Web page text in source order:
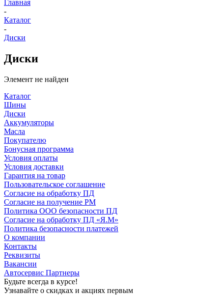
Главная
-
Каталог
-
Диски
Диски
Элемент не найден
Каталог
Шины
Диски
Аккумуляторы
Масла
Покупателю
Бонусная программа
Условия оплаты
Условия доставки
Гарантия на товар
Пользовательское соглашение
Согласие на обработку ПД
Согласие на получение РМ
Политика ООО безопасности ПД
Согласие на обработку ПД «Я.М»
Политика безопасности платежей
О компании
Контакты
Реквизиты
Вакансии
Автосервис Партнеры
Будьте всегда в курсе!
Узнавайте о скидках и акциях первым